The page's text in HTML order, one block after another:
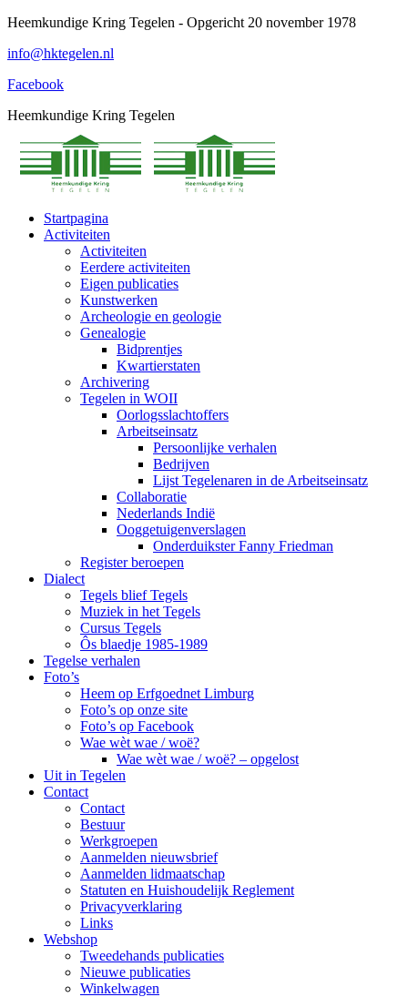
Spring
content
Heemkundige Kring Tegelen - Opgericht 20 november 1978
info@hktegelen.nl
Facebook
Heemkundige Kring Tegelen
Startpagina
Activiteiten
Activiteiten
Eerdere activiteiten
Eigen publicaties
Kunstwerken
Archeologie en geologie
Genealogie
Bidprentjes
Kwartierstaten
Archivering
Tegelen in WOII
Oorlogsslachtoffers
Arbeitseinsatz
Persoonlijke verhalen
Bedrijven
Lijst Tegelenaren in de Arbeitseinsatz
Collaboratie
Nederlands Indië
Ooggetuigenverslagen
Onderduikster Fanny Friedman
Register beroepen
Dialect
Tegels blief Tegels
Muziek in het Tegels
Cursus Tegels
Ôs blaedje 1985-1989
Tegelse verhalen
Foto’s
Heem op Erfgoednet Limburg
Foto’s op onze site
Foto’s op Facebook
Wae wèt wae / woë?
Wae wèt wae / woë? – opgelost
Uit in Tegelen
Contact
Contact
Bestuur
Werkgroepen
Aanmelden nieuwsbrief
Aanmelden lidmaatschap
Statuten en Huishoudelijk Reglement
Privacyverklaring
Links
Webshop
Tweedehands publicaties
Nieuwe publicaties
Winkelwagen